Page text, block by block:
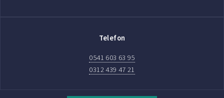
Telefon
0541 603 63 95
0312 439 47 21